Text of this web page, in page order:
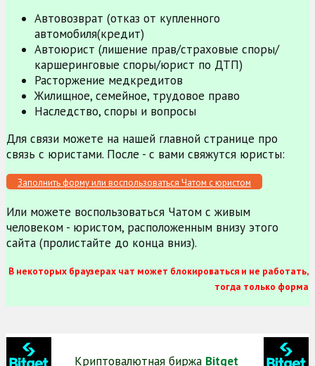
Автовозврат (отказ от купленного
автомобиля(кредит)
Автоюрист (лишение прав/страховые споры/
каршеринговые споры/юрист по ДТП)
Расторжение медкредитов
Жилищное, семейное, трудовое право
Наследство, споры и вопросы
Для связи можете на нашей главной странице про
связь с юристами. После - с вами свяжутся юристы:
Заполнить форму или воспользоваться Чатом с юристом
Или можете воспользоваться Чатом с живым
человеком - юристом, расположенным внизу этого
сайта (пролистайте до конца вниз).
В некоторых браузерах чат может блокироваться и не работать,
тогда только форма
Криптовалютная биржа Bitget